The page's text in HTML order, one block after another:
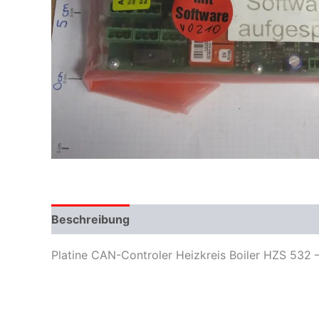
Beschreibung
Platine CAN-Controler Heizkreis Boiler HZS 532